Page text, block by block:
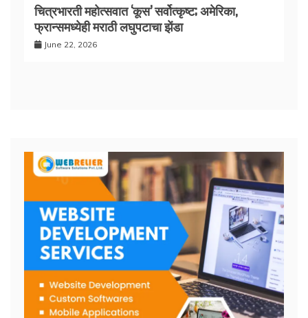
चित्रभारती महोत्सवात ‘कूस’ सर्वोत्कृष्ट; अमेरिका,
फ्रान्समध्येही मराठी लघुपटाचा झेंडा
June 22, 2026